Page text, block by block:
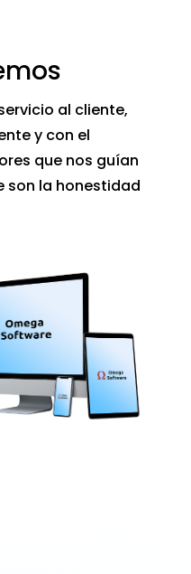
al cliente,
y con el
que nos guían
son la honestidad